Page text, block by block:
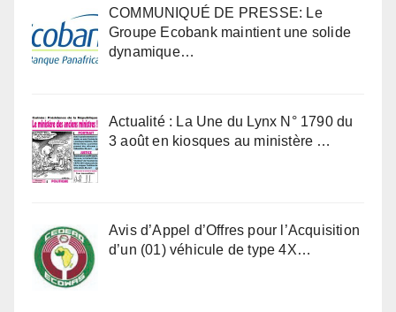
COMMUNIQUÉ DE PRESSE: Le
Groupe Ecobank maintient une solide
dynamique…
Actualité : La Une du Lynx N° 1790 du
3 août en kiosques au ministère …
Avis d’Appel d’Offres pour l’Acquisition
d’un (01) véhicule de type 4X…